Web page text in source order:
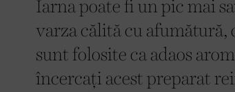
Iarna poate fi un pic mai
varza călită cu afumătură,
sunt folosite ca adaos
încercați acest preparat